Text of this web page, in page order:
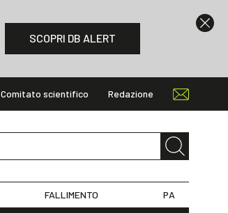
SCOPRI DB ALERT
Comitato scientifico Redazione
FALLIMENTO PA